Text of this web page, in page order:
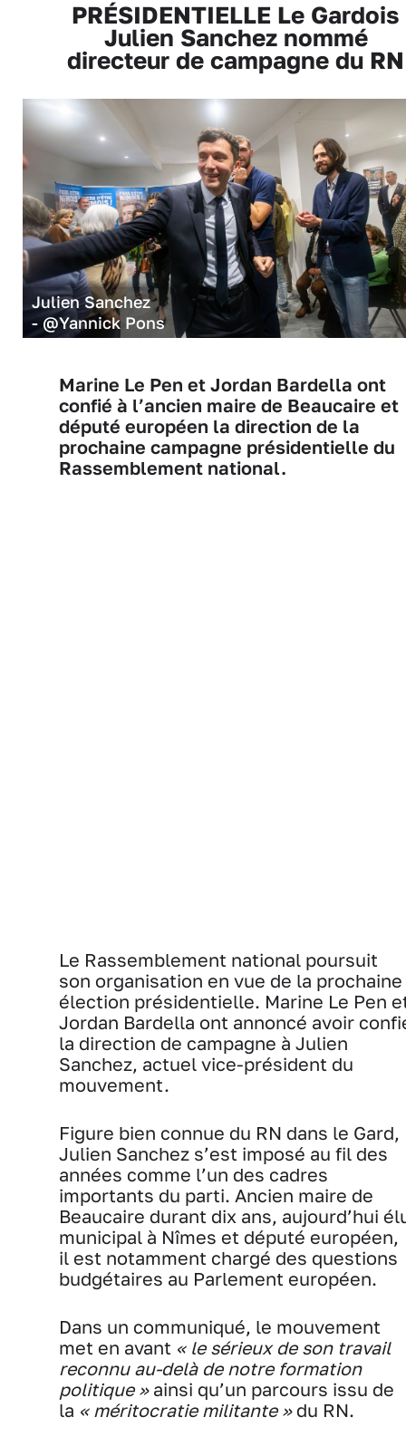
PRÉSIDENTIELLE Le Gardois
Julien Sanchez nommé
directeur de campagne du RN
Julien Sanchez
- @Yannick Pons
Marine Le Pen et Jordan Bardella ont
confié à l’ancien maire de Beaucaire et
député européen la direction de la
prochaine campagne présidentielle du
Rassemblement national.
Le Rassemblement national poursuit
son organisation en vue de la prochaine
élection présidentielle. Marine Le Pen
Jordan Bardella ont annoncé avoir
la direction de campagne à Julien
Sanchez, actuel vice-président du
mouvement.
Figure bien connue du RN dans le Gard,
Julien Sanchez s’est imposé au fil des
années comme l’un des cadres
importants du parti. Ancien maire de
Beaucaire durant dix ans, aujourd’hui
municipal à Nîmes et député européen,
il est notamment chargé des questions
budgétaires au Parlement européen.
Dans un communiqué, le mouvement
met en avant « le sérieux de son travail
reconnu au-delà de notre formation
politique »ainsi qu’un parcours issu de
la « méritocratie militante »du RN.